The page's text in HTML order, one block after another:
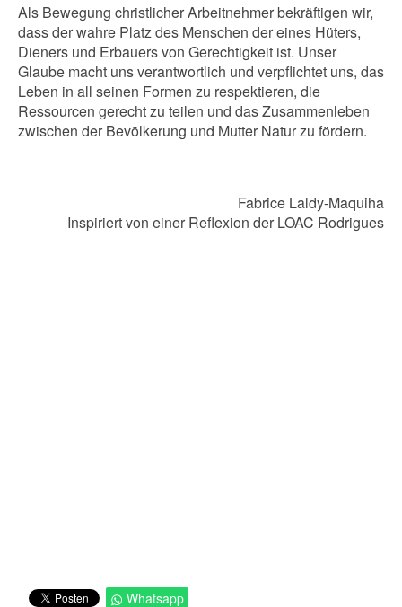
Als Bewegung christlicher Arbeitnehmer bekräftigen wir,
dass der wahre Platz des Menschen der eines Hüters,
Dieners und Erbauers von Gerechtigkeit ist. Unser
Glaube macht uns verantwortlich und verpflichtet uns, das
Leben in all seinen Formen zu respektieren, die
Ressourcen gerecht zu teilen und das Zusammenleben
zwischen der Bevölkerung und Mutter Natur zu fördern.
Fabrice Laldy-Maquiha
Inspiriert von einer Reflexion der LOAC Rodrigues
Whatsapp